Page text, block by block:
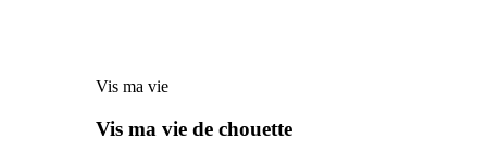
Vis ma vie
Vis ma vie de chouette